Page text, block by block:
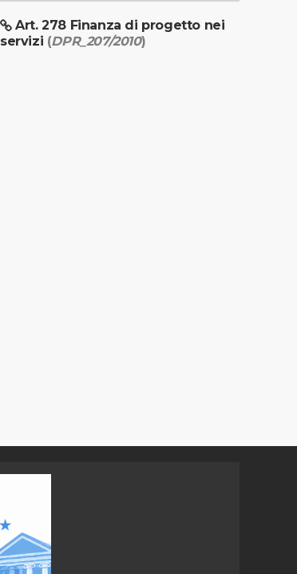
Art. 278 Finanza di progetto nei
servizi (DPR_207/2010)